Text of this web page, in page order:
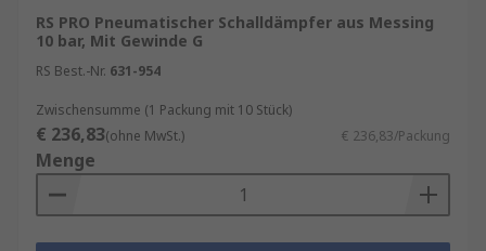
RS PRO Pneumatischer Schalldämpfer aus Messing
10 bar, Mit Gewinde G
RS Best.-Nr. 631-954
Zwischensumme (1 Packung mit 10 Stück)
€ 236,83(ohne MwSt.) € 236,83/Packung
Menge